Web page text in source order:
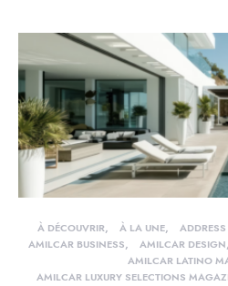
À DÉCOUVRIR À LA UNE
AMILCAR BUSINESS
AMILCAR DESIGN
AMILCAR LATINO
AMILCAR LUXURY SELECTIONS